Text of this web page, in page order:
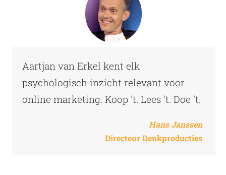
Aartjan van Erkel kent elk
psychologisch inzicht relevant voor
online marketing. Koop 't. Lees 't. Doe 't.
Hans Janssen
Directeur Denkproducties